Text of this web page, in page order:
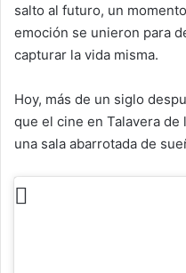
salto al futuro, un
emoción se unieron para
capturar la vida misma.
Hoy, más de un siglo
que el cine en Talavera de
una sala abarrotada de